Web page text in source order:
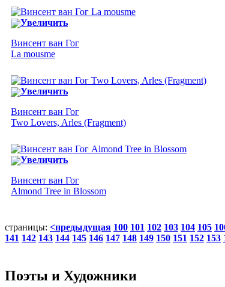
Увеличить
Винсент ван Гог
La mousme
Увеличить
Винсент ван Гог
Two Lovers, Arles (Fragment)
Увеличить
Винсент ван Гог
Almond Tree in Blossom
страницы: <предыдущая 100 101 102 103 104 105
141 142 143 144 145 146 147 148 149 150 151 152 153
Поэты и Художники